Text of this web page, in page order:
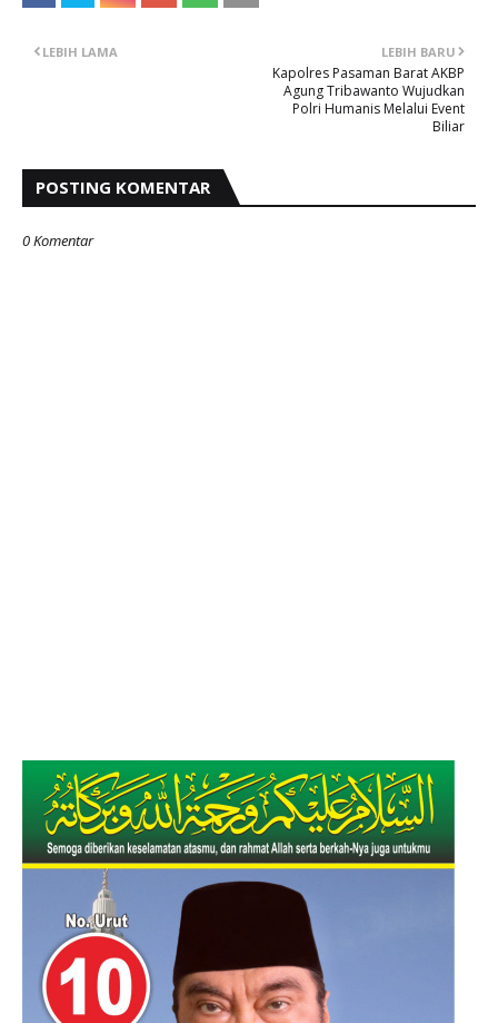
LEBIH BARU
Kapolres Pasaman Barat AKBP
Agung Tribawanto Wujudkan
Polri Humanis Melalui Event
Biliar
LEBIH LAMA
POSTING KOMENTAR
0 Komentar